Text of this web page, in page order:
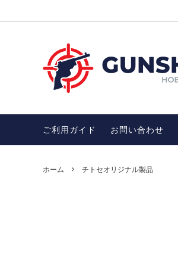
ガスガン
ガンアクセサリー
お買い得品SALE
オススメ！モデルガン
完売品
ご利用ガイド お問い合わせ
ホーム チトセオリジナル製品